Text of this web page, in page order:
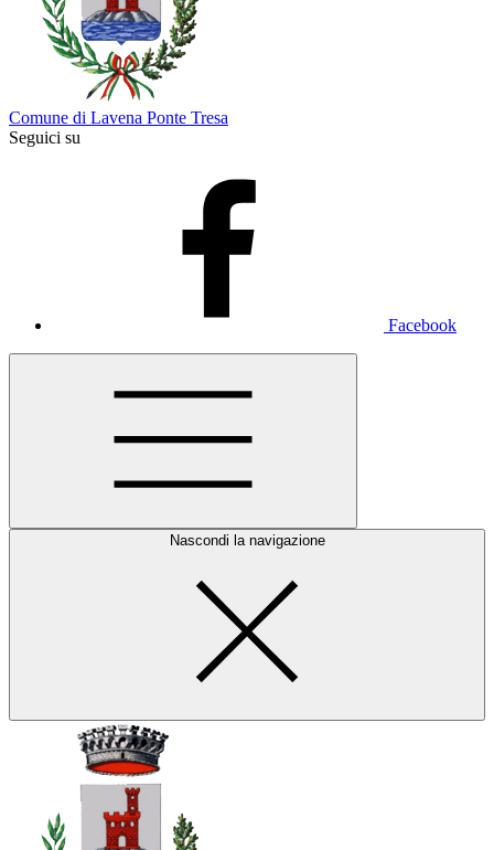
Comune di Lavena Ponte Tresa
Seguici su
Facebook
Nascondi la navigazione